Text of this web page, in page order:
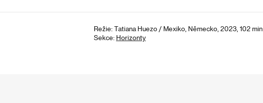
Režie: Tatiana Huezo / Mexiko, Německo, 2023, 102 min
Sekce: Horizonty